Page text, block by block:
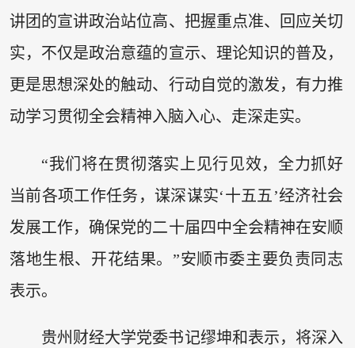
讲团的宣讲政治站位高、把握重点准、回应关切
实，不仅是政治意蕴的宣示、理论知识的普及，
更是思想深处的触动、行动自觉的激发，有力推
动学习贯彻全会精神入脑入心、走深走实。
“我们将在贯彻落实上见行见效，全力抓好
当前各项工作任务，谋深谋实‘十五五’经济社会
发展工作，确保党的二十届四中全会精神在安顺
落地生根、开花结果。”安顺市委主要负责同志
表示。
贵州财经大学党委书记缪坤和表示，将深入